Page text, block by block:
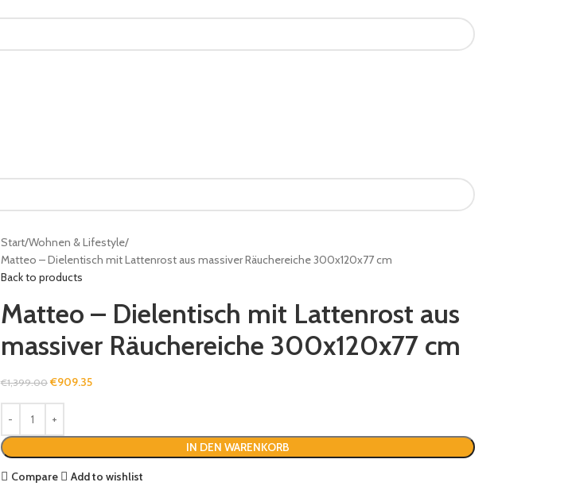
Start Wohnen & Lifestyle
Matteo – Dielentisch mit Lattenrost aus massiver Räuchereiche 300x120x77 cm
Back to products
Matteo – Dielentisch mit Lattenrost aus
massiver Räuchereiche 300x120x77 cm
€1,399.00 €909.35
IN DEN WARENKORB
Compare
Add to wishlist